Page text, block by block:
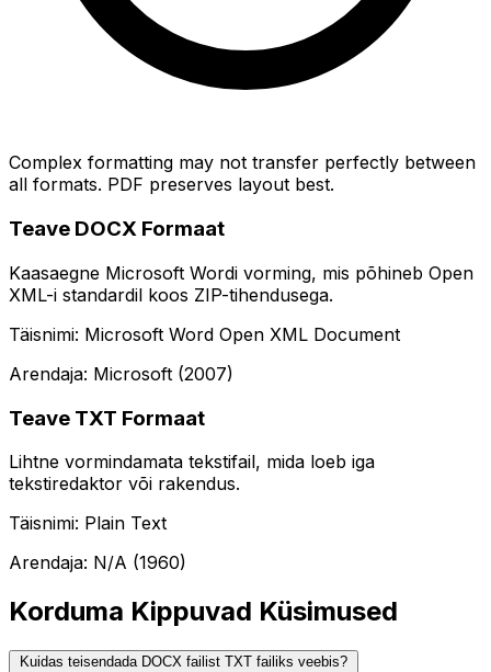
Complex formatting may not transfer perfectly between
all formats. PDF preserves layout best.
Teave DOCX Formaat
Kaasaegne Microsoft Wordi vorming, mis põhineb Open
XML-i standardil koos ZIP-tihendusega.
Täisnimi: Microsoft Word Open XML Document
Arendaja: Microsoft (2007)
Teave TXT Formaat
Lihtne vormindamata tekstifail, mida loeb iga
tekstiredaktor või rakendus.
Täisnimi: Plain Text
Arendaja: N/A (1960)
Korduma Kippuvad Küsimused
Kuidas teisendada DOCX failist TXT failiks veebis?